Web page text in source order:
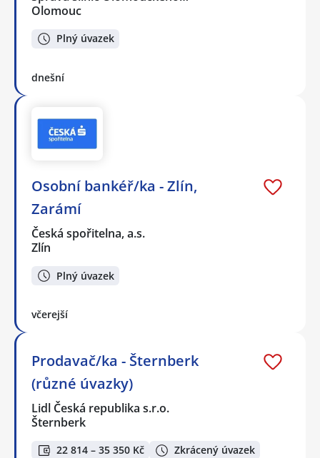
Olomouc
Plný úvazek
dnešní
Osobní bankéř/ka - Zlín,
Zarámí
Česká spořitelna, a.s.
Zlín
Plný úvazek
včerejší
Prodavač/ka - Šternberk
(různé úvazky)
Lidl Česká republika s.r.o.
Šternberk
22 814 – 35 350 Kč Zkrácený úvazek